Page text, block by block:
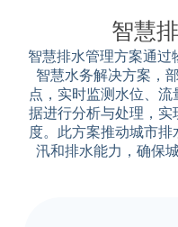
智慧
智慧排水管理方案通
智慧水务解决方案，
点，实时监测水位、
据进行分析与处理，实
度。此方案推动城市
汛和排水能力，确保